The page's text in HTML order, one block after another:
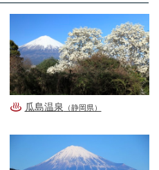
瓜島温泉 （静岡県）